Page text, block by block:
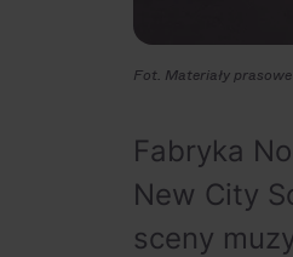
Fot. Materiały prasowe
Fabryka
New City
sceny